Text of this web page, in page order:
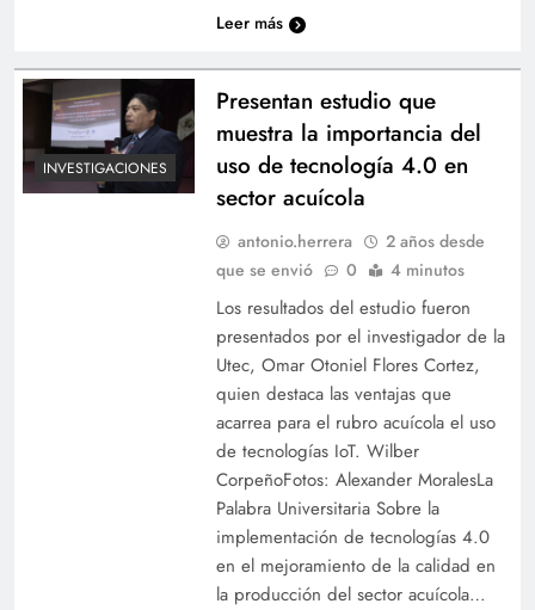
Leer más
INVESTIGACIONES
Presentan estudio que
muestra la importancia del
uso de tecnología 4.0 en
sector acuícola
antonio.herrera
2 años desde
que se envió
0 4 minutos
Los resultados del estudio fueron
presentados por el investigador de la
Utec, Omar Otoniel Flores Cortez,
quien destaca las ventajas que
acarrea para el rubro acuícola el uso
de tecnologías IoT. Wilber
CorpeñoFotos: Alexander MoralesLa
Palabra Universitaria Sobre la
implementación de tecnologías 4.0
en el mejoramiento de la calidad en
la producción del sector acuícola…